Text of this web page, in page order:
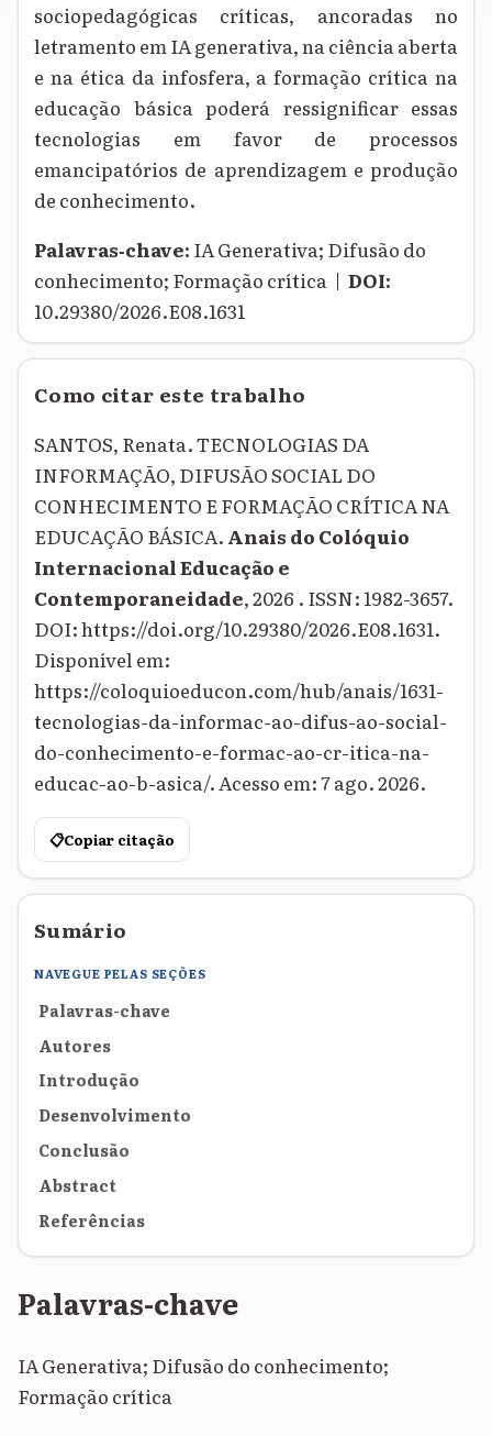
sociopedagógicas críticas, ancoradas no
letramento em IA generativa, na ciência aberta
e na ética da infosfera, a formação crítica na
educação básica poderá ressignificar essas
tecnologias em favor de processos
emancipatórios de aprendizagem e produção
de conhecimento.
Palavras‑chave: IA Generativa; Difusão do
conhecimento; Formação crítica | DOI:
10.29380/2026.E08.1631
Como citar este trabalho
SANTOS, Renata. TECNOLOGIAS DA
INFORMAÇÃO, DIFUSÃO SOCIAL DO
CONHECIMENTO E FORMAÇÃO CRÍTICA NA
EDUCAÇÃO BÁSICA. Anais do Colóquio
Internacional Educação e
Contemporaneidade, 2026 . ISSN: 1982-3657.
DOI: https://doi.org/10.29380/2026.E08.1631.
Disponível em:
https://coloquioeducon.com/hub/anais/1631-
tecnologias-da-informac-ao-difus-ao-social-
do-conhecimento-e-formac-ao-cr-itica-na-
educac-ao-b-asica/. Acesso em: 7 ago. 2026.
📋Copiar citação
Sumário
NAVEGUE PELAS SEÇÕES
Palavras-chave
Autores
Introdução
Desenvolvimento
Conclusão
Abstract
Referências
Palavras-chave
IA Generativa; Difusão do conhecimento;
Formação crítica